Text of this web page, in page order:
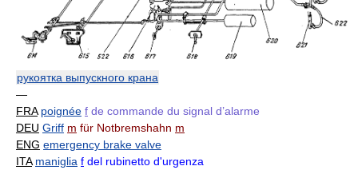
рукоятка выпускного крана
—
FRA poignée f de commande du signal d’alarme
DEU Griff m für Notbremshahn m
ENG emergency brake valve
ITA maniglia f del rubinetto d'urgenza